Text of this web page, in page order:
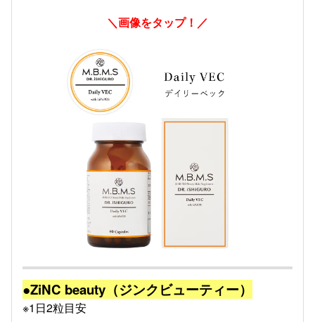
＼画像をタップ！／
●ZiNC beauty（ジンクビューティー）
※1日2粒目安